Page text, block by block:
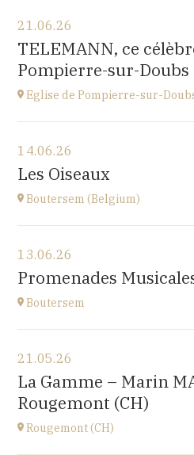
1 place de la Mairie,
25410 SAINT-VIT
à18H00
Accéder au site
21.06.26
TELEMANN, ce
Pompierre-sur-Doubs
Eglise de Pompierre-sur-
Eglise de Pompierre-sur-Doubs
3 chemin de l'église
à17H
14.06.26
Les Oiseaux
Boutersem (Belgium)
Sint-Annakerk
Roosbeek
à17H00
13.06.26
Promenades
Boutersem
Boutersem
promenade dans la ville
à14H
21.05.26
La Gamme – Marin
Rougemont (CH)
Rougemont (CH)